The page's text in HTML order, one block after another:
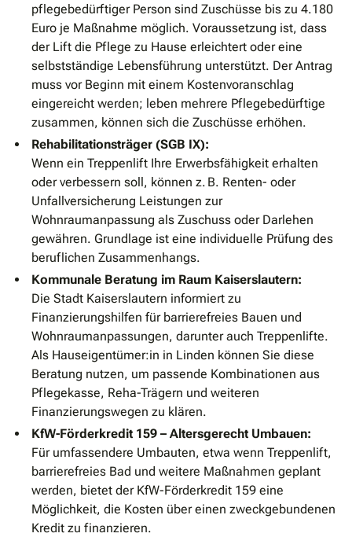
pflegebedürftiger Person sind Zuschüsse bis zu 4.180
Euro je Maßnahme möglich. Voraussetzung ist, dass
der Lift die Pflege zu Hause erleichtert oder eine
selbstständige Lebensführung unterstützt. Der Antrag
muss vor Beginn mit einem Kostenvoranschlag
eingereicht werden; leben mehrere Pflegebedürftige
zusammen, können sich die Zuschüsse erhöhen.
Rehabilitationsträger (SGB IX):
Wenn ein Treppenlift Ihre Erwerbsfähigkeit erhalten
oder verbessern soll, können z. B. Renten- oder
Unfallversicherung Leistungen zur
Wohnraumanpassung als Zuschuss oder Darlehen
gewähren. Grundlage ist eine individuelle Prüfung des
beruflichen Zusammenhangs.
Kommunale Beratung im Raum Kaiserslautern:
Die Stadt Kaiserslautern informiert zu
Finanzierungshilfen für barrierefreies Bauen und
Wohnraumanpassungen, darunter auch Treppenlifte.
Als Hauseigentümer:in in Linden können Sie diese
Beratung nutzen, um passende Kombinationen aus
Pflegekasse, Reha-Trägern und weiteren
Finanzierungswegen zu klären.
KfW-Förderkredit 159 – Altersgerecht Umbauen:
Für umfassendere Umbauten, etwa wenn Treppenlift,
barrierefreies Bad und weitere Maßnahmen geplant
werden, bietet der KfW-Förderkredit 159 eine
Möglichkeit, die Kosten über einen zweckgebundenen
Kredit zu finanzieren.